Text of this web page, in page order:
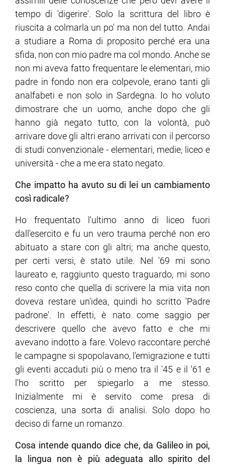
tempo di 'digerire'. Solo la scrittura del libro è
riuscita a colmarla un po' ma non del tutto. Andai
a studiare a Roma di proposito perché era una
sfida, non con mio padre ma col mondo. Anche se
non mi aveva fatto frequentare le elementari, mio
padre in fondo non era colpevole, erano tanti gli
analfabeti e non solo in Sardegna. Io ho voluto
dimostrare che un uomo, anche dopo che gli
hanno già negato tutto, con la volontà, può
arrivare dove gli altri erano arrivati con il percorso
di studi convenzionale - elementari, medie, liceo e
università - che a me era stato negato.
Che impatto ha avuto su di lei un cambiamento
così radicale?
Ho frequentato l'ultimo anno di liceo fuori
dall'esercito e fu un vero trauma perché non ero
abituato a stare con gli altri; ma anche questo,
per certi versi, è stato utile. Nel '69 mi sono
laureato e, raggiunto questo traguardo, mi sono
reso conto che quella di scrivere la mia vita non
doveva restare un'idea, quindi ho scritto 'Padre
padrone'. In effetti, è nato come saggio per
descrivere quello che avevo fatto e che mi
avevano indotto a fare. Volevo raccontare perché
le campagne si spopolavano, l'emigrazione e tutti
gli eventi accaduti più o meno tra il '45 e il '61 e
l'ho scritto per spiegarlo a me stesso.
Inizialmente mi è servito come presa di
coscienza, una sorta di analisi. Solo dopo ho
deciso di farne un romanzo.
Cosa intende quando dice che, da Galileo in poi,
la lingua non è più adeguata allo spirito del